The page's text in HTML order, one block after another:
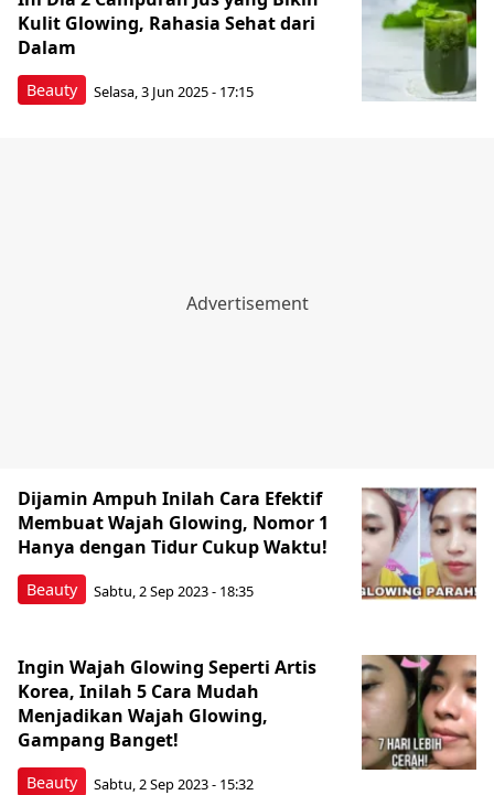
Beauty
Kulit Glowing, Rahasia Sehat dari
Dalam
Selasa, 3 Jun 2025 - 17:15
Beauty
Dijamin Ampuh Inilah Cara Efektif
Membuat Wajah Glowing, Nomor 1
Hanya dengan Tidur Cukup Waktu!
Sabtu, 2 Sep 2023 - 18:35
Beauty
Ingin Wajah Glowing Seperti Artis
Korea, Inilah 5 Cara Mudah
Menjadikan Wajah Glowing,
Gampang Banget!
Sabtu, 2 Sep 2023 - 15:32